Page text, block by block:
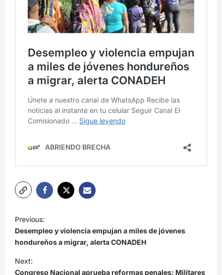
N
a
v
e
Previous:
Desempleo y violencia empujan a miles de jóvenes
hondureños a migrar, alerta CONADEH
Next:
Congreso Nacional aprueba reformas penales: Militares